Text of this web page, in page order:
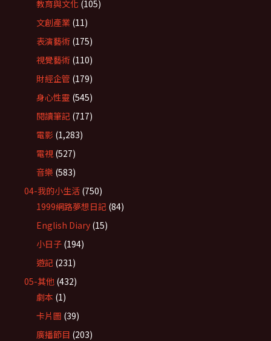
教育與文化 (105)
文創產業 (11)
表演藝術 (175)
視覺藝術 (110)
財經企管 (179)
身心性靈 (545)
閱讀筆記 (717)
電影 (1,283)
電視 (527)
音樂 (583)
04-我的小生活 (750)
1999網路夢想日記 (84)
English Diary (15)
小日子 (194)
遊記 (231)
05-其他 (432)
劇本 (1)
卡片圖 (39)
廣播節目 (203)